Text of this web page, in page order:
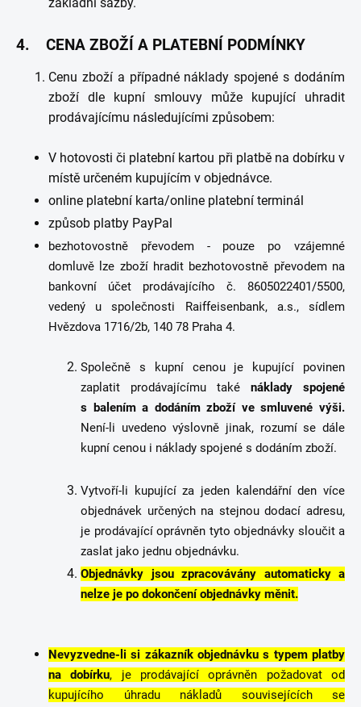
4. CENA ZBOŽÍ A PLATEBNÍ PODMÍNKY
Cenu zboží a případné náklady spojené s dodáním
zboží dle kupní smlouvy může kupující uhradit
prodávajícímu následujícími způsobem:
V hotovosti či platební kartou při platbě na dobírku v
místě určeném kupujícím v objednávce.
online platební karta/online platební terminál
způsob platby PayPal
bezhotovostně převodem - pouze po vzájemné
domluvě lze zboží hradit bezhotovostně převodem na
bankovní účet prodávajícího č. 8605022401/5500,
vedený u společnosti Raiffeisenbank, a.s., sídlem
Hvězdova 1716/2b, 140 78 Praha 4.
Společně s kupní cenou je kupující povinen
zaplatit prodávajícímu také náklady spojené
s balením a dodáním zboží ve smluvené výši.
Není-li uvedeno výslovně jinak, rozumí se dále
kupní cenou i náklady spojené s dodáním zboží.
Vytvoří-li kupující za jeden kalendářní den více
objednávek určených na stejnou dodací adresu,
je prodávající oprávněn tyto objednávky sloučit a
zaslat jako jednu objednávku.
Objednávky jsou zpracovávány automaticky a
nelze je po dokončení objednávky měnit.
Nevyzvedne-li si zákazník objednávku s typem platby
na dobírku, je prodávající oprávněn požadovat od
kupujícího úhradu nákladů souvisejících se